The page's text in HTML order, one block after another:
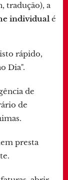
tradução), a
individual é
rápido,
Dia".
de
de
presta